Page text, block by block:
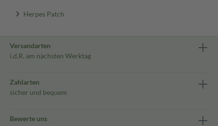
Herpes Patch
Versandarten
i.d.R. am nächsten Werktag
Zahlarten
sicher und bequem
Bewerte uns